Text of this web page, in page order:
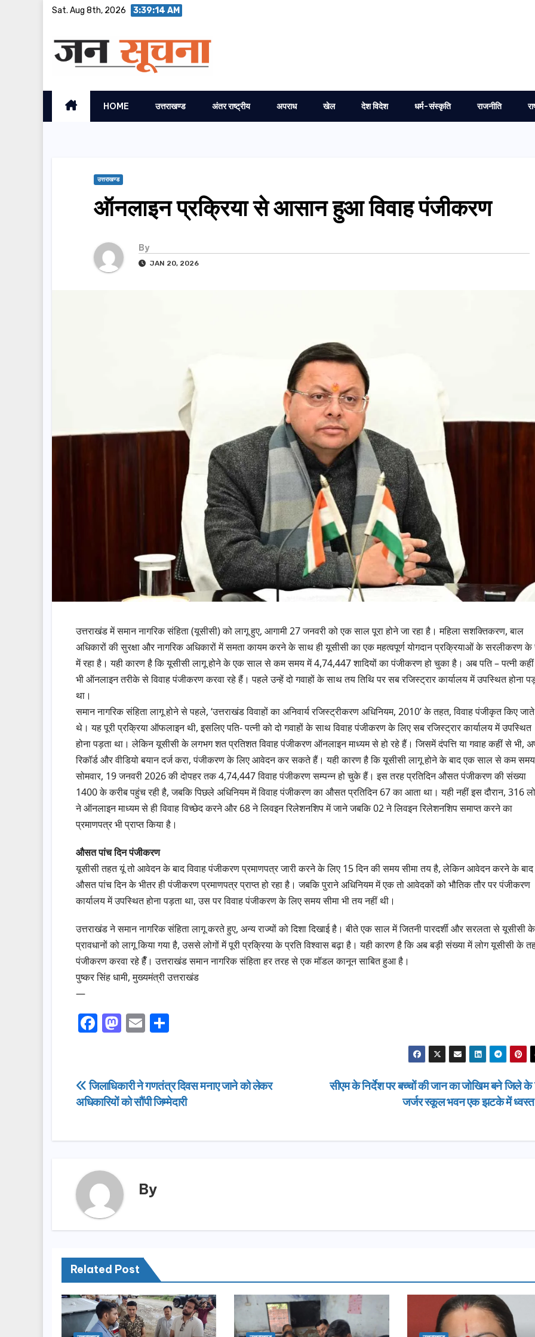
Sat. Aug 8th, 2026 3:39:15 AM
HOME उत्तराखण्ड अंतर राष्ट्रीय अपराध खेल देश विदेश धर्म-संस्कृति राजनीति
उत्तराखण्ड
ऑनलाइन प्रक्रिया से आसान हुआ विवाह पंजीकरण
By
JAN 20, 2026
उत्तराखंड में समान नागरिक संहिता (यूसीसी) को लागू हुए, आगामी 27 जनवरी को एक साल पूरा होने जा रहा है। महिला सशक्तिकरण, बाल
अधिकारों की सुरक्षा और नागरिक अधिकारों में समता कायम करने के साथ ही यूसीसी का एक महत्वपूर्ण योगदान प्रक्रियाओं के सरलीकरण
में रहा है। यही कारण है कि यूसीसी लागू होने के एक साल से कम समय में 4,74,447 शादियों का पंजीकरण हो चुका है। अब पति – पत्नी
भी ऑनलाइन तरीके से विवाह पंजीकरण करवा रहे हैं। पहले उन्हें दो गवाहों के साथ तय तिथि पर सब रजिस्ट्रार कार्यालय में उपस्थित होना
था।
समान नागरिक संहिता लागू होने से पहले, ‘उत्तराखंड विवाहों का अनिवार्य रजिस्ट्रीकरण अधिनियम, 2010’ के तहत, विवाह पंजीकृत किए जाते
थे। यह पूरी प्रक्रिया ऑफलाइन थी, इसलिए पति- पत्नी को दो गवाहों के साथ विवाह पंजीकरण के लिए सब रजिस्ट्रार कार्यालय में उपस्थित
होना पड़ता था। लेकिन यूसीसी के लगभग शत प्रतिशत विवाह पंजीकरण ऑनलाइन माध्यम से हो रहे हैं। जिसमें दंपत्ति या गवाह कहीं से भी,
रिकॉर्ड और वीडियो बयान दर्ज करा, पंजीकरण के लिए आवेदन कर सकते हैं। यही कारण है कि यूसीसी लागू होने के बाद एक साल से कम
सोमवार, 19 जनवरी 2026 की दोपहर तक 4,74,447 विवाह पंजीकरण सम्पन्न हो चुके हैं। इस तरह प्रतिदिन औसत पंजीकरण की संख्या
1400 के करीब पहुंच रही है, जबकि पिछले अधिनियम में विवाह पंजीकरण का औसत प्रतिदिन 67 का आता था। यही नहीं इस दौरान, 316
ने ऑनलाइन माध्यम से ही विवाह विच्छेद करने और 68 ने लिवइन रिलेशनशिप में जाने जबकि 02 ने लिवइन रिलेशनशिप समाप्त करने का
प्रमाणपत्र भी प्राप्त किया है।
औसत पांच दिन पंजीकरण
यूसीसी तहत यूं तो आवेदन के बाद विवाह पंजीकरण प्रमाणपत्र जारी करने के लिए 15 दिन की समय सीमा तय है, लेकिन आवेदन करने के बाद
औसत पांच दिन के भीतर ही पंजीकरण प्रमाणपत्र प्राप्त हो रहा है। जबकि पुराने अधिनियम में एक तो आवेदकों को भौतिक तौर पर पंजीकरण
कार्यालय में उपस्थित होना पड़ता था, उस पर विवाह पंजीकरण के लिए समय सीमा भी तय नहीं थी।
उत्तराखंड ने समान नागरिक संहिता लागू करते हुए, अन्य राज्यों को दिशा दिखाई है। बीते एक साल में जितनी पारदर्शी और सरलता से यूसीसी के
प्रावधानों को लागू किया गया है, उससे लोगों में पूरी प्रक्रिया के प्रति विश्वास बढ़ा है। यही कारण है कि अब बड़ी संख्या में लोग यूसीसी के
पंजीकरण करवा रहे हैँ। उत्तराखंड समान नागरिक संहिता हर तरह से एक मॉडल कानून साबित हुआ है।
पुष्कर सिंह धामी, मुख्यमंत्री उत्तराखंड
—
F
e
b
o
M
o
d
n
E
e
Post
navigation
सीएम के निर्देश पर बच्चों की जान का जोखिम बने जिले
जर्जर स्कूल भवन एक झटके में ध्वस्त
जिलाधिकारी ने गणतंत्र दिवस मनाए जाने को लेकर
अधिकारियों को सौंपी जिम्मेदारी
By
Related Post
उत्तराखण्ड
दिल्ली-देहरादून कॉरिडोर
से जुड़ी 12 किमी
ग्रीनफील्ड बाईपास का
AUGUST 6, 2026
उत्तराखण्ड
एसआईआर
डीएम ने
बोले—कोई